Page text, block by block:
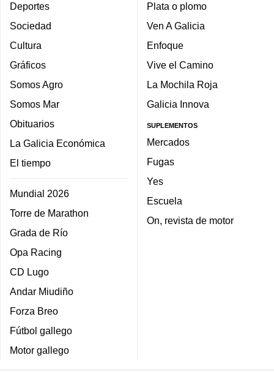
Deportes
Sociedad
Cultura
Gráficos
Somos Agro
Somos Mar
Obituarios
La Galicia Económica
El tiempo
Mundial 2026
Torre de Marathon
Grada de Río
Opa Racing
CD Lugo
Andar Miudiño
Forza Breo
Fútbol gallego
Motor gallego
Plata o plomo
Ven A Galicia
Enfoque
Vive el Camino
La Mochila Roja
Galicia Innova
SUPLEMENTOS
Mercados
Fugas
Yes
Escuela
On, revista de motor